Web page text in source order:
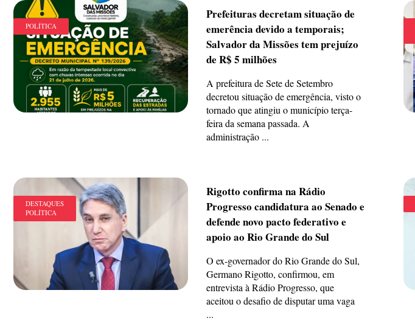
POLÍTICA
Prefeituras decretam situação de
emerência devido a temporais;
Salvador da Missões tem prejuízo
de R$ 5 milhões
A prefeitura de Sete de Setembro
decretou situação de emergência, visto o
tornado que atingiu o município terça-
feira da semana passada. A
administração ...
DESTAQUES
POLÍTICA
Rigotto confirma na Rádio
Progresso candidatura ao Senado e
defende novo pacto federativo e
apoio ao Rio Grande do Sul
O ex-governador do Rio Grande do Sul,
Germano Rigotto, confirmou, em
entrevista à Rádio Progresso, que
aceitou o desafio de disputar uma vaga
...